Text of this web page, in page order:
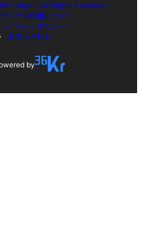
Japan, All Rights Reserved
ンツの利用について
イバシーポリシー
お問い合わせ
by